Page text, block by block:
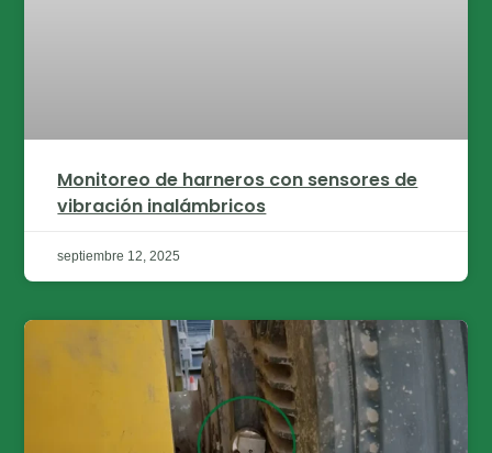
Monitoreo de harneros con sensores de
vibración inalámbricos
septiembre 12, 2025